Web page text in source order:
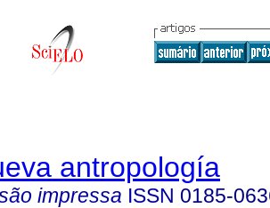
antropología
impressa ISSN 0185-